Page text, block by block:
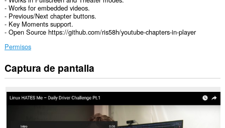
- Works for embedded videos.
- Previous/Next chapter buttons.
- Key Moments support.
- Open Source https://github.com/ris58h/youtube-chapters-in-player
Permisos
Esta
extensión
acceder
Captura de pantalla